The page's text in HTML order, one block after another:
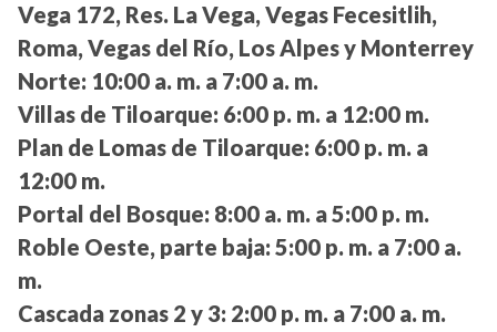
Vega 172, Res. La Vega, Vegas Fecesitlih,
Roma, Vegas del Río, Los Alpes y Monterrey
Norte: 10:00 a. m. a 7:00 a. m.
Villas de Tiloarque: 6:00 p. m. a 12:00 m.
Plan de Lomas de Tiloarque: 6:00 p. m. a
12:00 m.
Portal del Bosque: 8:00 a. m. a 5:00 p. m.
Roble Oeste, parte baja: 5:00 p. m. a 7:00 a.
m.
Cascada zonas 2 y 3: 2:00 p. m. a 7:00 a. m.